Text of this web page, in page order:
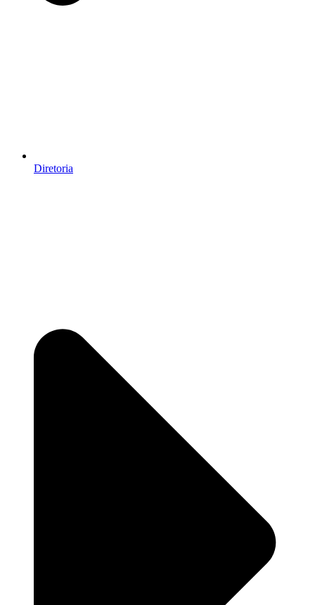
Diretoria